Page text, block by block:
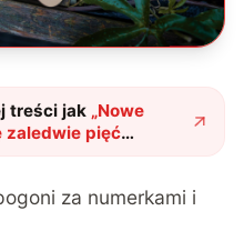
treści jak „Nowe
zaledwie pięć
szaleje z
za numerkami i